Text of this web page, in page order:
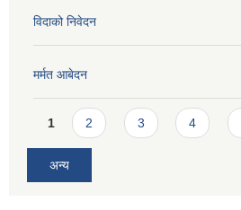
विदाको निवेदन
मर्मत आबेदन
Pages
1 2 3 4
अन्य